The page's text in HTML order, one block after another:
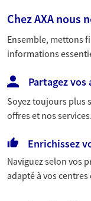
Préparer
Anticipez les
différentes
projets de
proximité.
Chez AXA nous
Ensemble, mettons
informations
Partagez
Soyez toujours plus
offres et nos services.
Enrichissez
Naviguez selon vos
adapté à vos